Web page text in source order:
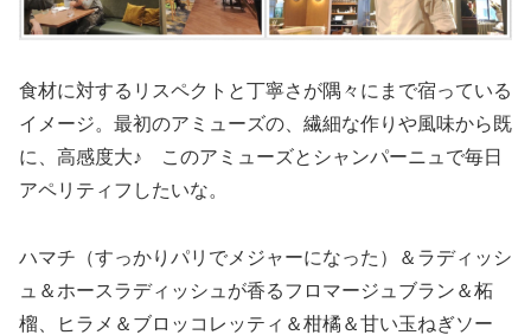
食材に対するリスペクトと丁寧さが隅々にまで宿っている
イメージ。最初のアミューズの、繊細な作りや風味から既
に、高感度大♪ このアミューズとシャンパーニュで毎日
アペリティフしたいな。
ハマチ（すっかりパリでメジャーになった）＆ラディッシ
ュ＆ホースラディッシュが香るフロマージュブラン＆柘
榴、ヒラメ＆ブロッコレッティ＆柑橘＆甘い玉ねぎソー